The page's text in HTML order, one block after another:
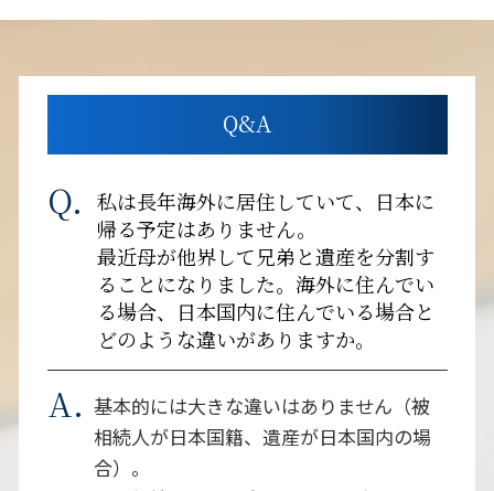
Q&A
私は長年海外に居住していて、日本に
帰る予定はありません。
最近母が他界して兄弟と遺産を分割す
ることになりました。海外に住んでい
る場合、日本国内に住んでいる場合と
どのような違いがありますか。
基本的には大きな違いはありません（被
相続人が日本国籍、遺産が日本国内の場
合）。